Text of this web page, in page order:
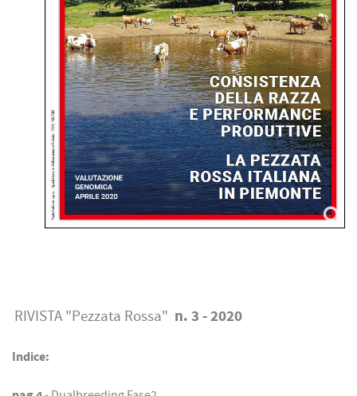
RIVISTA "Pezzata Rossa" n. 3 - 2020
Indice: